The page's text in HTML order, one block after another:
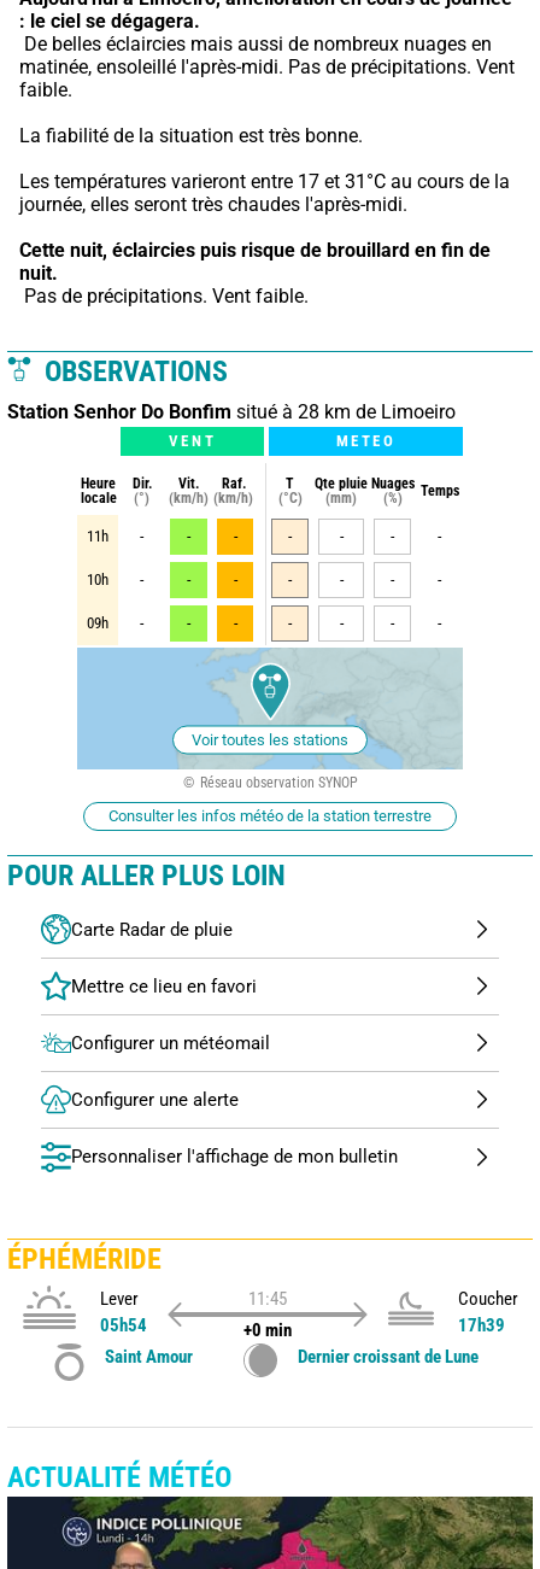
: le ciel se dégagera.
matinée, ensoleillé l'après-midi. Pas de précipitations. Vent
faible.
La fiabilité de la situation est très bonne.
Les températures varieront entre 17 et 31°C au cours de la
journée, elles seront très chaudes l'après-midi.
Cette nuit, éclaircies puis risque de brouillard en fin de
nuit.
Pas de précipitations. Vent faible.
OBSERVATIONS
Station Senhor Do Bonfim situé à 28 km de Limoeiro
VENT METEO
Heure
locale
Dir.
(°)
Vit.
(km/h)
Raf.
(km/h)
T
(°C)
Qte pluie
(mm)
Nuages
(%)
Temps
11h - - - - - - -
10h - - - - - - -
09h - - - - - - -
Voir toutes les stations
Réseau observation SYNOP
Consulter les infos météo de la station terrestre
POUR ALLER PLUS LOIN
Carte Radar de pluie
Configurer un météomail
Configurer une alerte
Personnaliser l'affichage de mon bulletin
ÉPHÉMÉRIDE
Lever
05h54
11:45
+0 min
Coucher
17h39
Saint Amour
Dernier croissant de Lune
ACTUALITÉ MÉTÉO